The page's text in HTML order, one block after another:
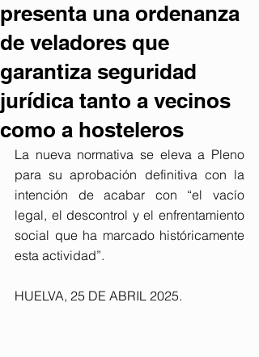
presenta una ordenanza
de veladores que
garantiza seguridad
jurídica tanto a vecinos
como a hosteleros
La nueva normativa se eleva a Pleno
para su aprobación definitiva con la
intención de acabar con “el vacío
legal, el descontrol y el enfrentamiento
social que ha marcado históricamente
esta actividad”.
HUELVA, 25 DE ABRIL 2025.